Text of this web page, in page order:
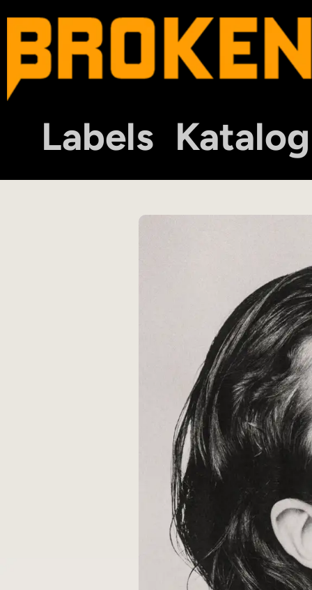
Labels Katalog